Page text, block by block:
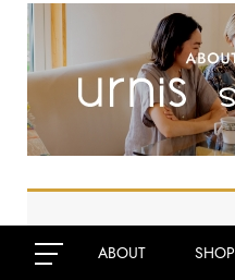
ABOUT SHOP
smooth's BLOG